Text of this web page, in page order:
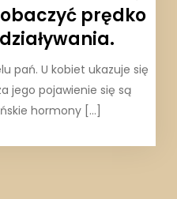
prędko
pań. U kobiet ukazuje się
jego pojawienie się są
hormony […]